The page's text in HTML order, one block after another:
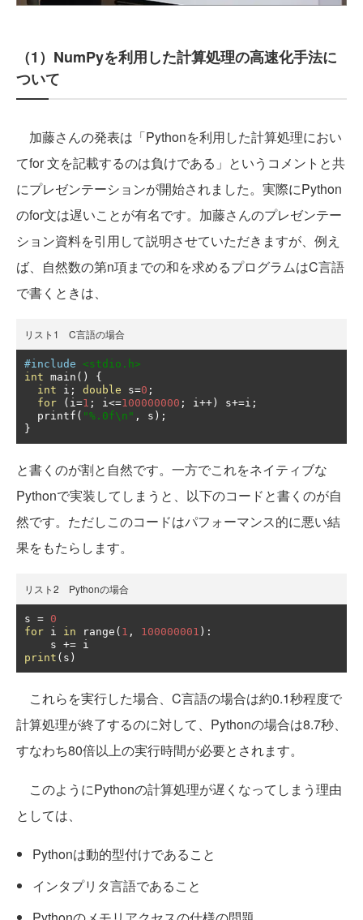
（1）NumPyを利用した計算処理の高速化手法に
ついて
加藤さんの発表は「Pythonを利用した計算処理におい
てfor 文を記載するのは負けである」というコメントと共
にプレゼンテーションが開始されました。実際にPython
のfor文は遅いことが有名です。加藤さんのプレゼンテー
ション資料を引用して説明させていただきますが、例え
ば、自然数の第n項までの和を求めるプログラムはC言語
で書くときは、
リスト1 C言語の場合
#include
<stdio.h>
int main ()
{
int i ; double s=0 ;
for
( i =1 ; i <=100000000 ; i ++) s+=i ;
  printf
( "%.0f\n" , s );
}
と書くのが割と自然です。一方でこれをネイティブな
Pythonで実装してしまうと、以下のコードと書くのが自
然です。ただしこのコードはパフォーマンス的に悪い結
果をもたらします。
リスト2 Pythonの場合
s = 0
for i in range ( 1 , 100000001 ):
    s
+=
print ( s )
これらを実行した場合、C言語の場合は約0.1秒程度で
計算処理が終了するのに対して、Pythonの場合は8.7秒、
すなわち80倍以上の実行時間が必要とされます。
このようにPythonの計算処理が遅くなってしまう理由
としては、
Pythonは動的型付けであること
インタプリタ言語であること